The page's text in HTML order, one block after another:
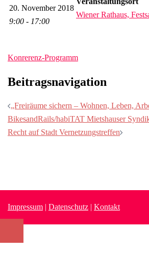
20. November 2018
9:00 - 17:00
Wiener Rathaus,
Konrerenz-Programm
Beitragsnavigation
„Freiräume sichern – Wohnen, Leben,
BikesandRails/habiTAT Mietshauser
Recht auf Stadt Vernetzungstreffen
Impressum | Datenschutz | Kontakt